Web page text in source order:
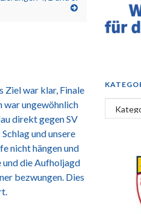
Ziel war klar, Finale
war ungewöhnlich
direkt gegen SV
und unsere
nicht hängen und
und die Aufholjagd
bezwungen. Dies